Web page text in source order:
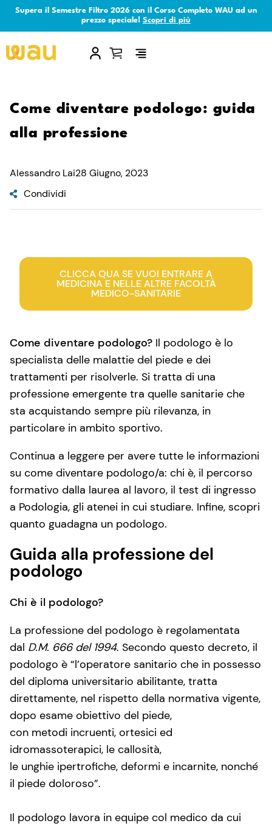
Supera il Semestre Filtro 2026 con il Corso Completo WAU ad un
prezzo speciale! Scopri di più
×
Come diventare podologo: guida
alla professione
Alessandro Lai28 Giugno, 2023
Condividi
CLICCA QUA SE VUOI ENTRARE A
MEDICINA E NELLE ALTRE FACOLTÀ
MEDICO-SANITARIE
Come diventare podologo? Il podologo è lo
specialista delle malattie del piede e dei
trattamenti per risolverle. Si tratta di una
professione emergente tra quelle sanitarie che
sta acquistando sempre più rilevanza, in
particolare in ambito sportivo.
Continua a leggere per avere tutte le informazioni
su come diventare podologo/a: chi è, il percorso
formativo dalla laurea al lavoro, il test di ingresso
a Podologia, gli atenei in cui studiare. Infine, scopri
quanto guadagna un podologo.
Guida alla professione del
podologo
Chi è il podologo?
La professione del podologo è regolamentata
dal D.M. 666 del 1994. Secondo questo decreto, il
podologo è “l’operatore sanitario che in possesso
del diploma universitario abilitante, tratta
direttamente, nel rispetto della normativa vigente,
dopo esame obiettivo del piede,
con metodi incruenti, ortesici ed
idromassoterapici, le callosità,
le unghie ipertrofiche, deformi e incarnite, nonché
il piede doloroso”.
Il podologo lavora in equipe col medico da cui